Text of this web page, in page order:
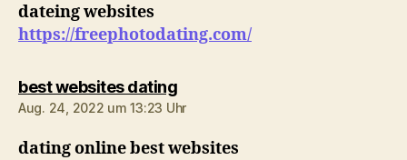
dateing websites
https://freephotodating.com/
best websites datingsagt:
Aug. 24, 2022 um 13:23 Uhr
dating online best websites